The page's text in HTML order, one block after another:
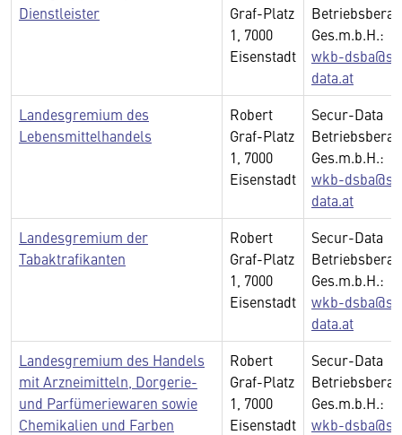
Dienstleister
Graf-Platz
1, 7000
Eisenstadt
Ges.m.b.H.:
wkb-
data.at
Landesgremium des
Lebensmittelhandels
Robert
Graf-Platz
1, 7000
Eisenstadt
Secur-Data
Ges.m.b.H.:
wkb-
data.at
Landesgremium der
Tabaktrafikanten
Robert
Graf-Platz
1, 7000
Eisenstadt
Secur-Data
Ges.m.b.H.:
wkb-
data.at
Landesgremium des Handels
mit Arzneimitteln, Dorgerie-
und Parfümeriewaren sowie
Chemikalien und Farben
Robert
Graf-Platz
1, 7000
Eisenstadt
Secur-Data
Ges.m.b.H.:
wkb-